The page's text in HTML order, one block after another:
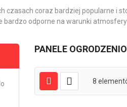
czasach coraz bardziej popularne i
bardzo odporne na warunki
PANELE
8